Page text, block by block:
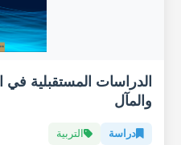
الدراسات المستقبلية في
والمآل
دراسة التربية